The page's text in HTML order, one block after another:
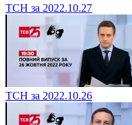
ТСН за 2022.10.27
ТСН за 2022.10.26